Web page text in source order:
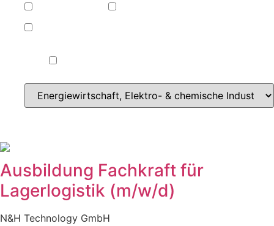
Ausbildung Fachkraft für
Lagerlogistik (m/w/d)
N&H Technology GmbH